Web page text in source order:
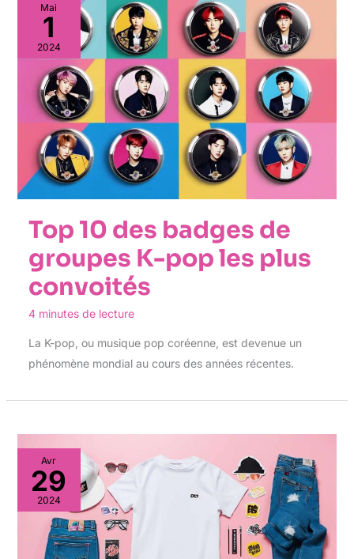
Mai
1
2024
Top 10 des badges de
groupes K-pop les plus
convoités
4 minutes de lecture
La K-pop, ou musique pop coréenne, est devenue un
phénomène mondial au cours des années récentes.
Avr
29
2024